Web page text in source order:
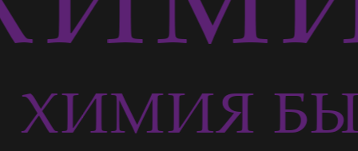
ХИМИЯ